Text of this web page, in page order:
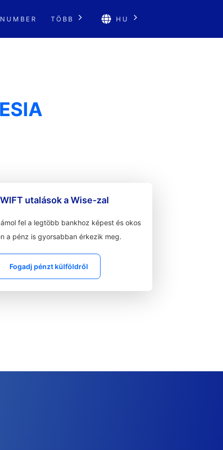
TÖBB HU
utalások a Wise-zal
fel a legtöbb bankhoz képest és okos
a pénz is gyorsabban érkezik meg.
Fogadj pénzt külföldről